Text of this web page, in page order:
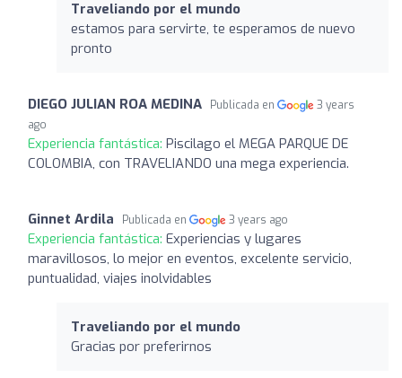
Traveliando por el mundo
estamos para servirte, te esperamos de nuevo
pronto
DIEGO JULIAN ROA MEDINA Publicada en
3 years
ago
Experiencia fantástica: Piscilago el MEGA PARQUE DE
COLOMBIA, con TRAVELIANDO una mega experiencia.
Ginnet Ardila Publicada en 3 years ago
Experiencia fantástica: Experiencias y lugares
maravillosos, lo mejor en eventos, excelente servicio,
puntualidad, viajes inolvidables
Traveliando por el mundo
Gracias por preferirnos